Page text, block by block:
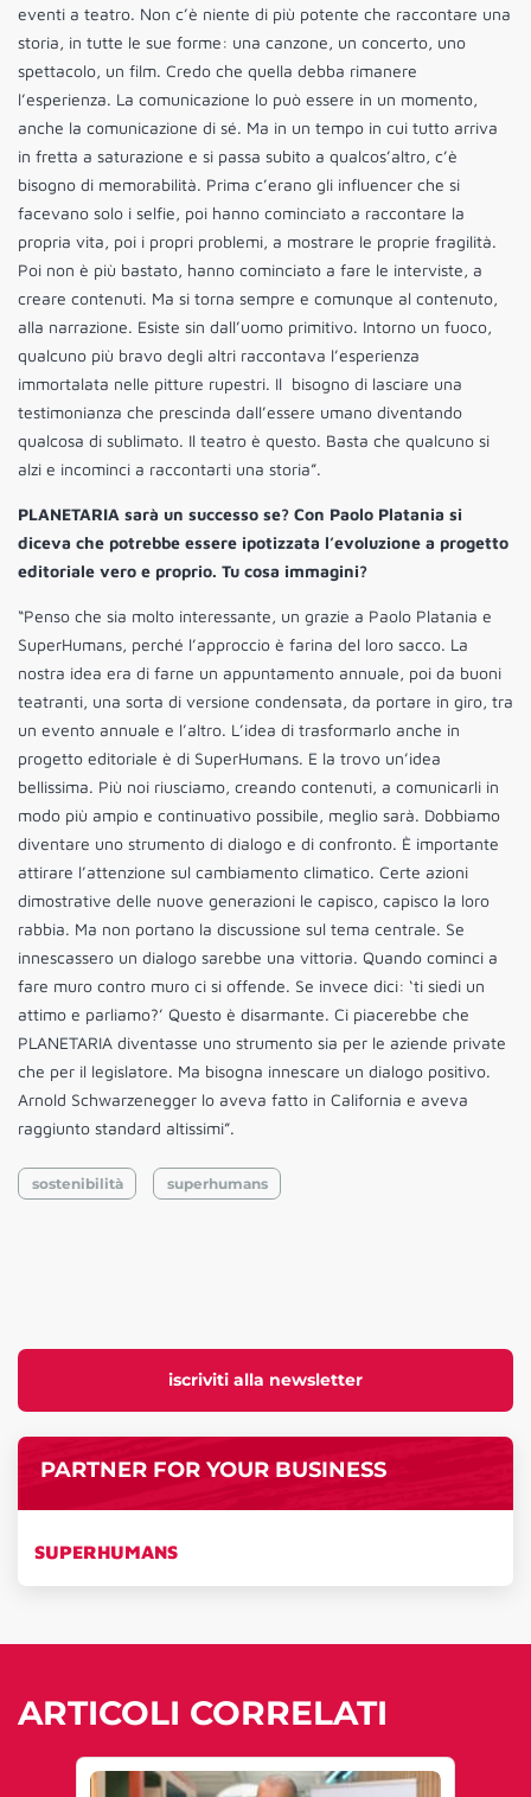
iscriviti alla newsletter
PARTNER FOR YOUR BUSINESS
SUPERHUMANS
eventi a teatro. Non c’è niente di più potente che raccontare una
storia, in tutte le sue forme: una canzone, un concerto, uno
spettacolo, un film. Credo che quella debba rimanere
l’esperienza. La comunicazione lo può essere in un momento,
anche la comunicazione di sé. Ma in un tempo in cui tutto arriva
in fretta a saturazione e si passa subito a qualcos’altro, c’è
bisogno di memorabilità. Prima c’erano gli influencer che si
facevano solo i selfie, poi hanno cominciato a raccontare la
propria vita, poi i propri problemi, a mostrare le proprie fragilità.
Poi non è più bastato, hanno cominciato a fare le interviste, a
creare contenuti. Ma si torna sempre e comunque al contenuto,
alla narrazione. Esiste sin dall’uomo primitivo. Intorno un fuoco,
qualcuno più bravo degli altri raccontava l’esperienza
immortalata nelle pitture rupestri. Il bisogno di lasciare una
testimonianza che prescinda dall’essere umano diventando
qualcosa di sublimato. Il teatro è questo. Basta che qualcuno si
alzi e incominci a raccontarti una storia”.
PLANETARIA sarà un successo se? Con Paolo Platania si
diceva che potrebbe essere ipotizzata l’evoluzione a progetto
editoriale vero e proprio. Tu cosa immagini?
“Penso che sia molto interessante, un grazie a Paolo Platania e
SuperHumans, perché l’approccio è farina del loro sacco. La
nostra idea era di farne un appuntamento annuale, poi da buoni
teatranti, una sorta di versione condensata, da portare in giro, tra
un evento annuale e l’altro. L’idea di trasformarlo anche in
progetto editoriale è di SuperHumans. E la trovo un’idea
bellissima. Più noi riusciamo, creando contenuti, a comunicarli in
modo più ampio e continuativo possibile, meglio sarà. Dobbiamo
diventare uno strumento di dialogo e di confronto. È importante
attirare l’attenzione sul cambiamento climatico. Certe azioni
dimostrative delle nuove generazioni le capisco, capisco la loro
rabbia. Ma non portano la discussione sul tema centrale. Se
innescassero un dialogo sarebbe una vittoria. Quando cominci a
fare muro contro muro ci si offende. Se invece dici: ‘ti siedi un
attimo e parliamo?’ Questo è disarmante. Ci piacerebbe che
PLANETARIA diventasse uno strumento sia per le aziende private
che per il legislatore. Ma bisogna innescare un dialogo positivo.
Arnold Schwarzenegger lo aveva fatto in California e aveva
raggiunto standard altissimi”.
sostenibilità superhumans
ARTICOLI CORRELATI